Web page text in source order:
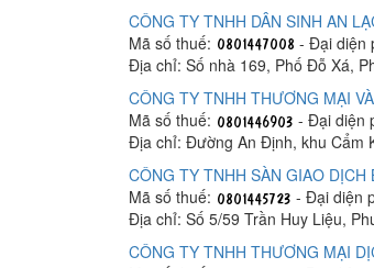
CÔNG TY TNHH DÂN SINH AN
Mã số thuế:
- Đại diện
Địa chỉ: Số nhà 169, Phố Đỗ Xá,
CÔNG TY TNHH THƯƠNG MẠI
Mã số thuế:
- Đại diện
Địa chỉ: Đường An Định, khu Cẩm
CÔNG TY TNHH SÀN GIAO
Mã số thuế:
- Đại diện
Địa chỉ: Số 5/59 Trần Huy Liệu,
CÔNG TY TNHH THƯƠNG MẠI